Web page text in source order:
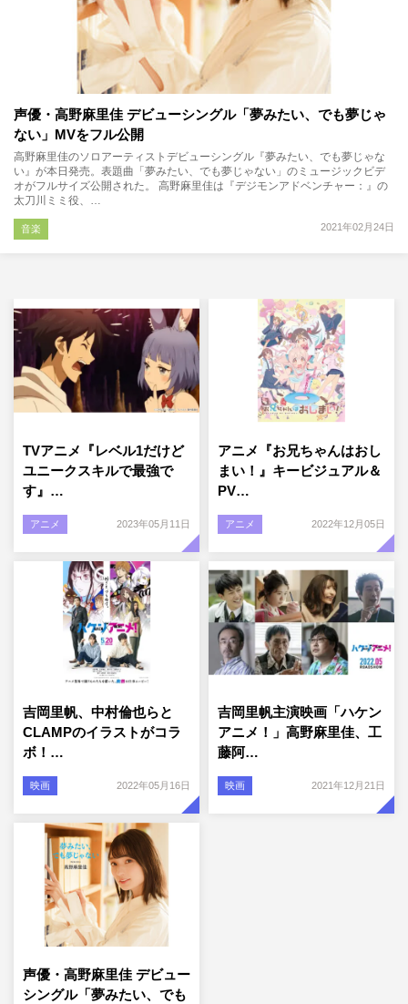
声優・高野麻里佳 デビューシングル「夢みたい、でも夢じゃ
ない」MVをフル公開
高野麻里佳のソロアーティストデビューシングル『夢みたい、でも夢じゃな
い』が本日発売。表題曲「夢みたい、でも夢じゃない」のミュージックビデ
オがフルサイズ公開された。 高野麻里佳は『デジモンアドベンチャー：』の
太刀川ミミ役、…
2021年02月24日
音楽
TVアニメ『レベル1だけど
ユニークスキルで最強で
す』…
アニメ 2023年05月11日
アニメ『お兄ちゃんはおし
まい！』キービジュアル＆
PV…
アニメ 2022年12月05日
吉岡里帆、中村倫也らと
CLAMPのイラストがコラ
ボ！…
映画 2022年05月16日
吉岡里帆主演映画「ハケン
アニメ！」高野麻里佳、工
藤阿…
映画 2021年12月21日
声優・高野麻里佳 デビュー
シングル「夢みたい、でも